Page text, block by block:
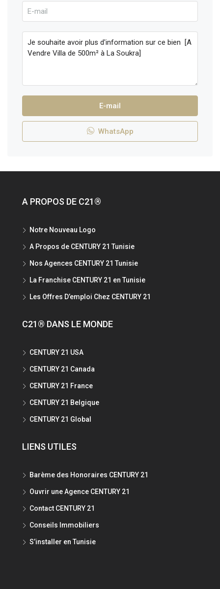
E-mail
WhatsApp
A PROPOS DE C21®
Notre Nouveau Logo
A Propos de CENTURY 21 Tunisie
Nos Agences CENTURY 21 Tunisie
La Franchise CENTURY 21 en Tunisie
Les Offres D’emploi Chez CENTURY 21
C21® DANS LE MONDE
CENTURY 21 USA
CENTURY 21 Canada
CENTURY 21 France
CENTURY 21 Belgique
CENTURY 21 Global
LIENS UTILES
Barème des Honoraires CENTURY 21
Ouvrir une Agence CENTURY 21
Contact CENTURY 21
Conseils Immobiliers
S’installer en Tunisie